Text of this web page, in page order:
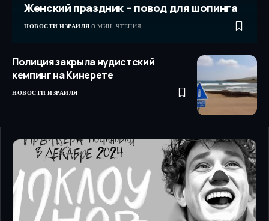
Женский праздник – повод для шопинга
НОВОСТИ ИЗРАИЛЯ 3 МИН. ЧТЕНИЯ
Полиция закрыла нудистский
кемпинг на Кинерете
НОВОСТИ ИЗРАИЛЯ